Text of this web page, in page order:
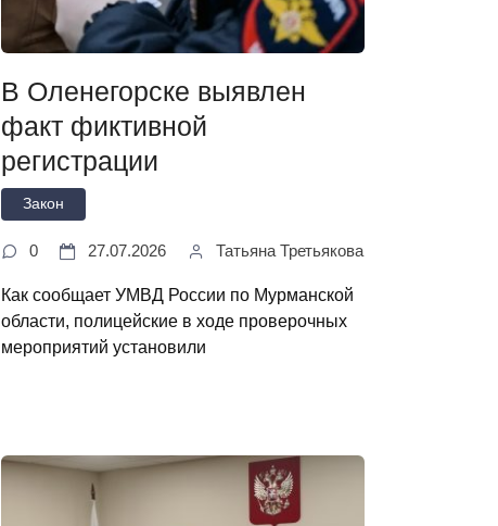
В Оленегорске выявлен
факт фиктивной
регистрации
Закон
0 27.07.2026 Татьяна Третьякова
Как сообщает УМВД России по Мурманской
области, полицейские в ходе проверочных
мероприятий установили